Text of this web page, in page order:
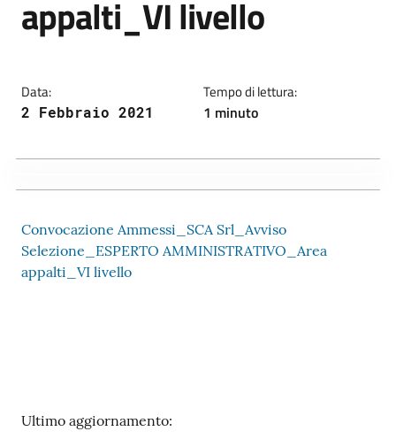
appalti_VI livello
Data:
2 Febbraio 2021
Tempo di lettura:
1 minuto
Convocazione Ammessi_SCA Srl_Avviso
Selezione_ESPERTO AMMINISTRATIVO_Area
appalti_VI livello
Ultimo aggiornamento: